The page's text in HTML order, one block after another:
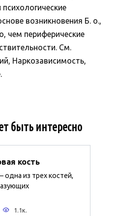
возникновения Б. о.,
чем периферические
См.
Наркозависимость,
быть интересно
кость
одна из трех костей,
1.1к.